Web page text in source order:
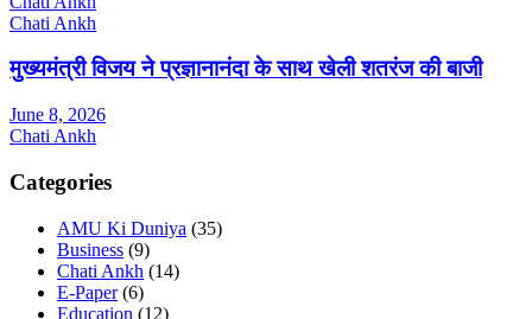
Chati Ankh
मुख्यमंत्री विजय ने प्रज्ञानानंदा के साथ खेली शतरंज की बाजी
June 8, 2026
Chati Ankh
Categories
AMU Ki Duniya (35)
Business (9)
Chati Ankh (14)
E-Paper(6)
Education (12)